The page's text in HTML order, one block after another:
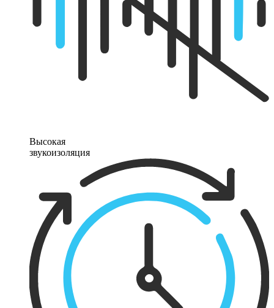
Высокая
звукоизоляция